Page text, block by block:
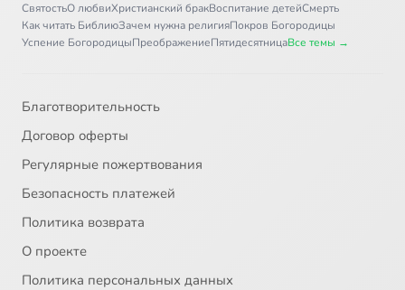
СвятостьО любвиХристианский бракВоспитание детейСмерть
Как читать БиблиюЗачем нужна религияПокров Богородицы
Успение БогородицыПреображениеПятидесятницаВсе темы →
Благотворительность
Договор оферты
Регулярные пожертвования
Безопасность платежей
Политика возврата
О проекте
Политика персональных данных